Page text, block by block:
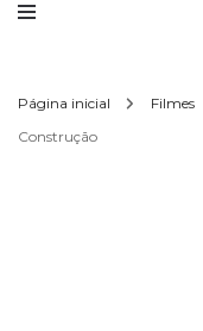
Página inicial Filmes
Construção